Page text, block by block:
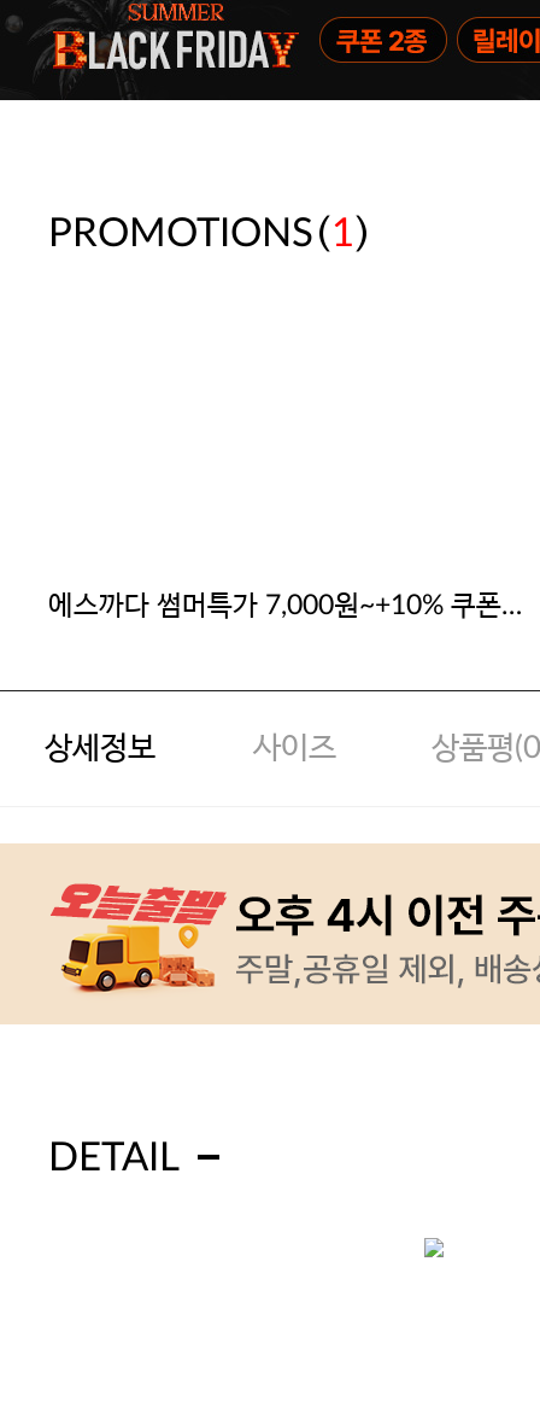
[썸머블프] 1만원 할인 쿠폰(8.1~31)
PROMOTIONS(1)
에스까다 썸머특가 7,000원~+10% 쿠폰
상세정보 사이즈 상품평(0
DETAIL